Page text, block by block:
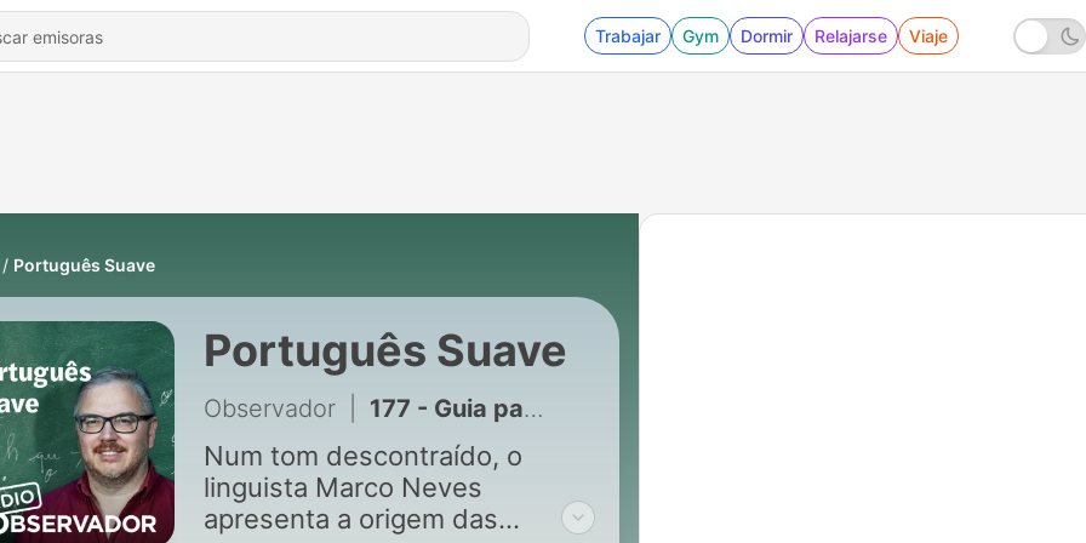
Trabajar Gym Dormir Relajarse Viaje
Português Suave
Português Suave
Observador 177 - Guia para o Eclipse. "Depois de 52 horas de viagem, vi o eclipse na Sibéria"
Num tom descontraído, o
linguista Marco Neves
apresenta a origem das